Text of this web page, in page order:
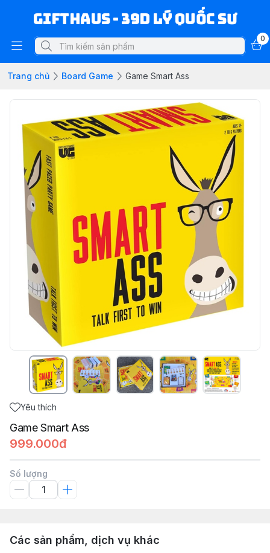
Gifthaus - 39D Lý Quốc Sư
0
Trang chủ Board Game Game Smart Ass
Yêu thích
Game Smart Ass
999.000đ
Số lượng
Các sản phẩm, dịch vụ khác